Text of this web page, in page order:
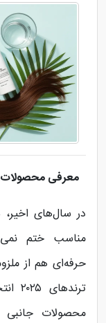
معرفی محصولات
در سال‌های اخیر،
مناسب ختم
حرفه‌ای هم از
محصولات جانبی